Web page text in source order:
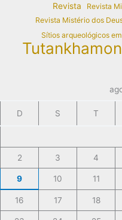
Revista
Revista
Revista Mistério dos
Sítios arqueológicos
Tutankhamon
D S T
2 3 4
9 10 11
16 17 18